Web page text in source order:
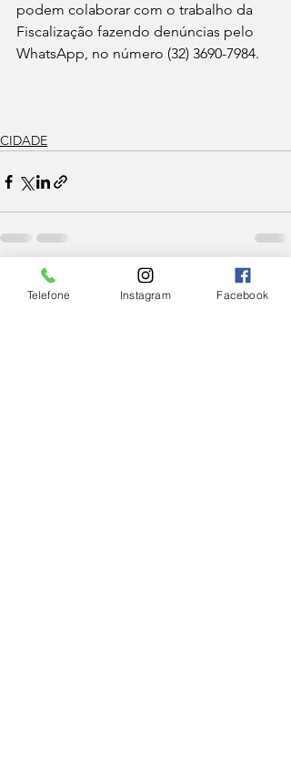
podem colaborar com o trabalho da
Fiscalização fazendo denúncias pelo
WhatsApp, no número (32) 3690-7984.
CIDADE
Posts Relacionados Ver tudo
Telefone Instagram Facebook